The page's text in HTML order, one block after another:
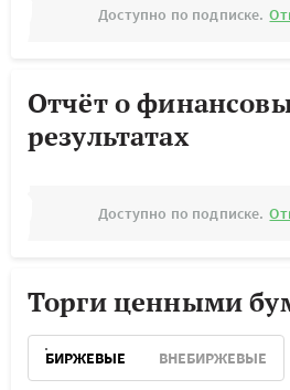
Доступно по подписке.
Отчёт о
результатах
Доступно по подписке.
Торги ценными
БИРЖЕВЫЕ ВНЕБИРЖЕВЫЕ